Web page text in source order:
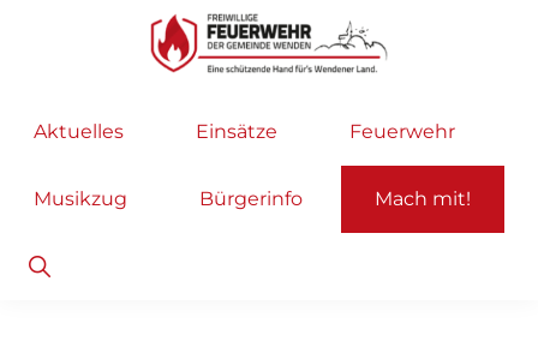
Hauptnavigation
Feuerwehr
helfen
selbstverständlich!
Aktuelles Einsätze Feuerwehr
Musikzug Bürgerinfo Mach mit!
Show
Search